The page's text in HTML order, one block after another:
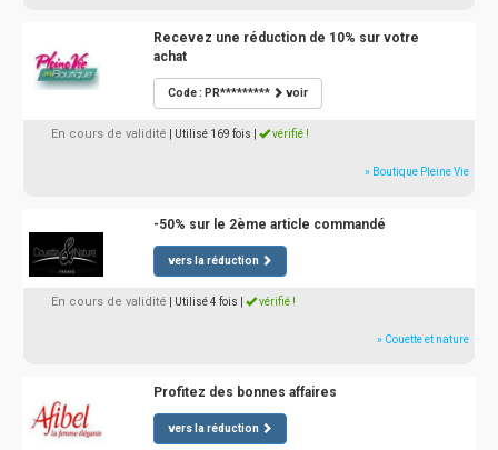
Recevez une réduction de 10% sur votre
achat
Code : PR********* voir
En cours de validité | Utilisé 169 fois vérifié !
» Boutique Pleine Vie
-50% sur le 2ème article commandé
vers la réduction
En cours de validité | Utilisé 4 fois vérifié !
» Couette et nature
Profitez des bonnes affaires
vers la réduction